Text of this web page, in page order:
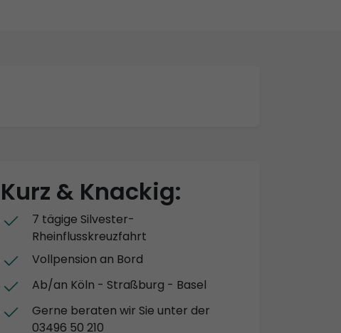
Kurz & Knackig:
7 tägige Silvester-
Rheinflusskreuzfahrt
Vollpension an Bord
Ab/an Köln - Straßburg - Basel
Gerne beraten wir Sie unter der
03496 50 210